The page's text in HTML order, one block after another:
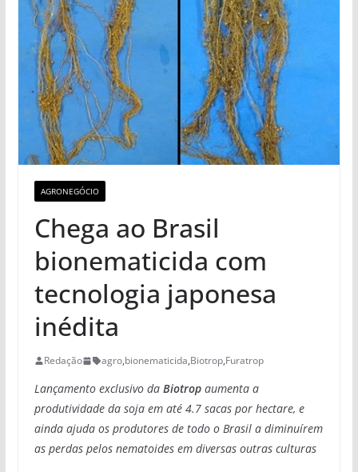
AGRONEGÓCIO
Chega ao Brasil
bionematicida com
tecnologia japonesa
inédita
Redação agro,bionematicida,Biotrop,Furatrop
Lançamento exclusivo da Biotropaumenta a
produtividade da soja em até 4.7 sacas por hectare, e
ainda ajuda os produtores de todo o Brasil a diminuírem
as perdas pelos nematoides em diversas outras culturas